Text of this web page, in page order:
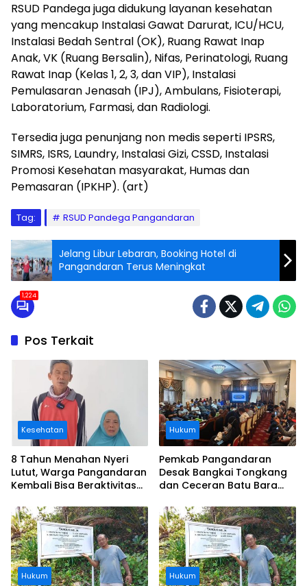
RSUD Pandega juga didukung layanan kesehatan
yang mencakup Instalasi Gawat Darurat, ICU/HCU,
Instalasi Bedah Sentral (OK), Ruang Rawat Inap
Anak, VK (Ruang Bersalin), Nifas, Perinatologi, Ruang
Rawat Inap (Kelas 1, 2, 3, dan VIP), Instalasi
Pemulasaran Jenasah (IPJ), Ambulans, Fisioterapi,
Laboratorium, Farmasi, dan Radiologi.
Tersedia juga penunjang non medis seperti IPSRS,
SIMRS, ISRS, Laundry, Instalasi Gizi, CSSD, Instalasi
Promosi Kesehatan masyarakat, Humas dan
Pemasaran (IPKHP). (art)
Tag: RSUD Pandega Pangandaran
Jelang Libur Lebaran, Booking Hotel di
Pangandaran Terus Meningkat
1,224
Pos Terkait
Kesehatan
8 Tahun Menahan Nyeri
Lutut, Warga Pangandaran
Kembali Bisa Beraktivitas
Ditanggung BPJS
Hukum
Pemkab Pangandaran
Desak Bangkai Tongkang
dan Ceceran Batu Bara
Buruknya Koordinasi
Perusahaan
Hukum Hukum